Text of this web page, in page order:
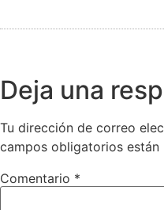
Deja una
Tu dirección de correo
campos obligatorios están
Comentario *